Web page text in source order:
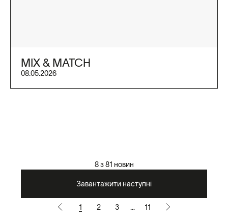
MIX & MATCH
08.05.2026
8 з 81 новин
Завантажити наступні
1 2 3 … 11